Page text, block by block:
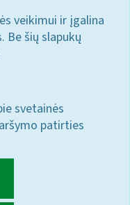
veikimui ir įgalina
Be šių slapukų
svetainės
patirties